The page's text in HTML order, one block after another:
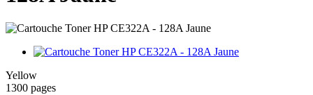
Yellow
1300 pages